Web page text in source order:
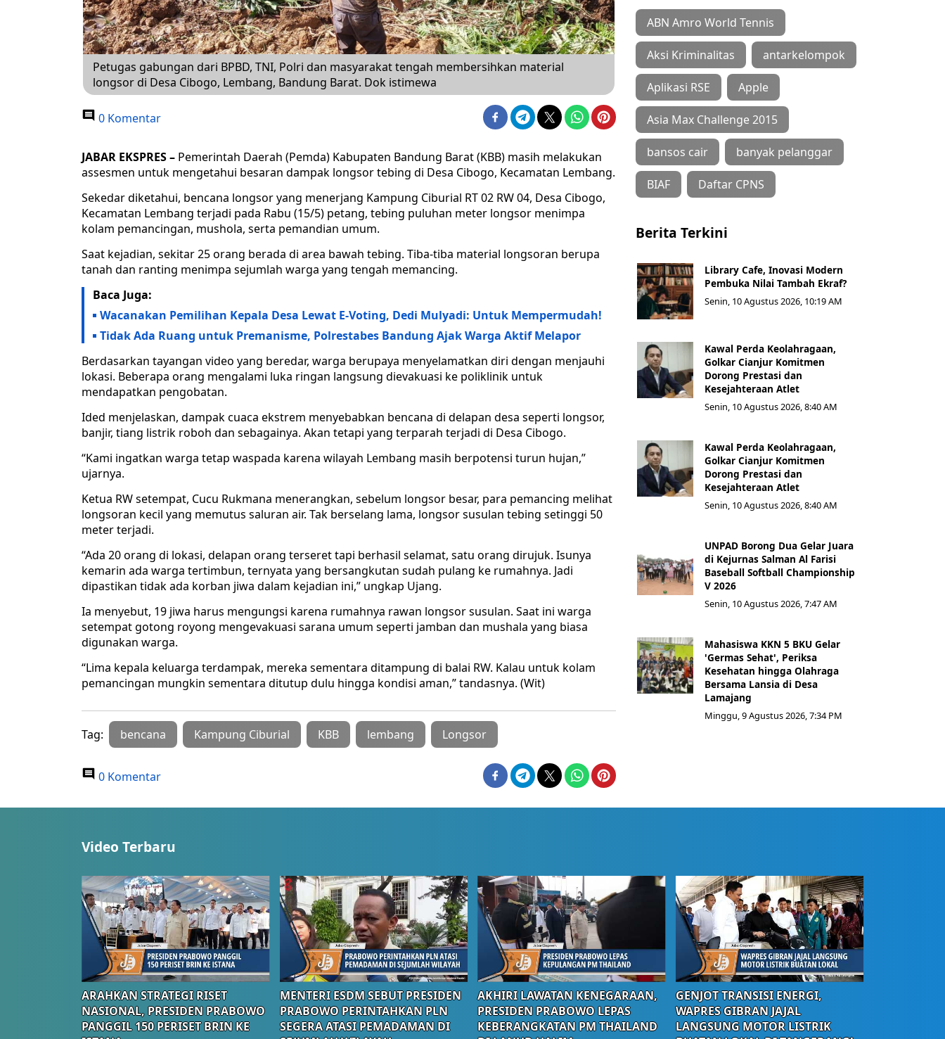
Petugas gabungan dari BPBD, TNI, Polri dan masyarakat tengah membersihkan material
longsor di Desa Cibogo, Lembang, Bandung Barat. Dok istimewa
0 Komentar
JABAR EKSPRES – Pemerintah Daerah (Pemda) Kabupaten Bandung Barat (KBB) masih melakukan
assesmen untuk mengetahui besaran dampak longsor tebing di Desa Cibogo, Kecamatan Lembang.
Sekedar diketahui, bencana longsor yang menerjang Kampung Ciburial RT 02 RW 04, Desa Cibogo,
Kecamatan Lembang terjadi pada Rabu (15/5) petang, tebing puluhan meter longsor menimpa
kolam pemancingan, mushola, serta pemandian umum.
Saat kejadian, sekitar 25 orang berada di area bawah tebing. Tiba-tiba material longsoran berupa
tanah dan ranting menimpa sejumlah warga yang tengah memancing.
Baca Juga:
Wacanakan Pemilihan Kepala Desa Lewat E-Voting, Dedi Mulyadi: Untuk Mempermudah!
Tidak Ada Ruang untuk Premanisme, Polrestabes Bandung Ajak Warga Aktif Melapor
Berdasarkan tayangan video yang beredar, warga berupaya menyelamatkan diri dengan menjauhi
lokasi. Beberapa orang mengalami luka ringan langsung dievakuasi ke poliklinik untuk
mendapatkan pengobatan.
Ided menjelaskan, dampak cuaca ekstrem menyebabkan bencana di delapan desa seperti longsor,
banjir, tiang listrik roboh dan sebagainya. Akan tetapi yang terparah terjadi di Desa Cibogo.
“Kami ingatkan warga tetap waspada karena wilayah Lembang masih berpotensi turun hujan,”
ujarnya.
Ketua RW setempat, Cucu Rukmana menerangkan, sebelum longsor besar, para pemancing melihat
longsoran kecil yang memutus saluran air. Tak berselang lama, longsor susulan tebing setinggi 50
meter terjadi.
“Ada 20 orang di lokasi, delapan orang terseret tapi berhasil selamat, satu orang dirujuk. Isunya
kemarin ada warga tertimbun, ternyata yang bersangkutan sudah pulang ke rumahnya. Jadi
dipastikan tidak ada korban jiwa dalam kejadian ini,” ungkap Ujang.
Ia menyebut, 19 jiwa harus mengungsi karena rumahnya rawan longsor susulan. Saat ini warga
setempat gotong royong mengevakuasi sarana umum seperti jamban dan mushala yang biasa
digunakan warga.
“Lima kepala keluarga terdampak, mereka sementara ditampung di balai RW. Kalau untuk kolam
pemancingan mungkin sementara ditutup dulu hingga kondisi aman,” tandasnya. (Wit)
Tag: bencana Kampung Ciburial KBB lembang Longsor
0 Komentar
ABN Amro World Tennis
Aksi Kriminalitas antarkelompok
Aplikasi RSE Apple
Asia Max Challenge 2015
bansos cair banyak pelanggar
BIAF Daftar CPNS
Berita Terkini
Library Cafe, Inovasi Modern
Pembuka Nilai Tambah Ekraf?
Senin, 10 Agustus 2026, 10:19 AM
Kawal Perda Keolahragaan,
Golkar Cianjur Komitmen
Dorong Prestasi dan
Kesejahteraan Atlet
Senin, 10 Agustus 2026, 8:40 AM
Kawal Perda Keolahragaan,
Golkar Cianjur Komitmen
Dorong Prestasi dan
Kesejahteraan Atlet
Senin, 10 Agustus 2026, 8:40 AM
UNPAD Borong Dua Gelar Juara
di Kejurnas Salman Al Farisi
Baseball Softball Championship
V 2026
Senin, 10 Agustus 2026, 7:47 AM
Mahasiswa KKN 5 BKU Gelar
'Germas Sehat', Periksa
Kesehatan hingga Olahraga
Bersama Lansia di Desa
Lamajang
Minggu, 9 Agustus 2026, 7:34 PM
Video Terbaru
ARAHKAN STRATEGI RISET
NASIONAL, PRESIDEN PRABOWO
PANGGIL 150 PERISET BRIN KE
MENTERI ESDM SEBUT PRESIDEN
PRABOWO PERINTAHKAN PLN
SEGERA ATASI PEMADAMAN DI
AKHIRI LAWATAN KENEGARAAN,
PRESIDEN PRABOWO LEPAS
KEBERANGKATAN PM THAILAND
GENJOT TRANSISI ENERGI,
WAPRES GIBRAN JAJAL
LANGSUNG MOTOR LISTRIK